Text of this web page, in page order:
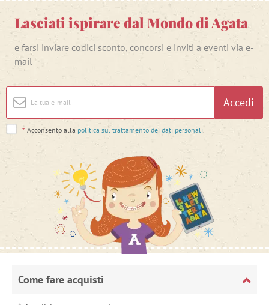
Lasciati ispirare dal Mondo di Agata
e farsi inviare codici sconto, concorsi e inviti a eventi via e-
mail
Accedi
* Acconsento alla politica sul trattamento dei dati personali
Come fare acquisti